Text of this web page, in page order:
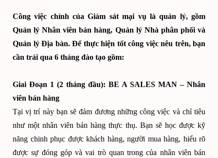
Công việc chính của Giám sát mại vụ là quản lý, gồm
Quản lý Nhân viên bán hàng, Quản lý Nhà phân phối và
Quản lý Địa bàn. Để thực hiện tốt công việc nêu trên, bạn
cần trải qua 6 tháng đào tạo gồm:
Giai Đoạn 1 (2 tháng đầu): BE A SALES MAN – Nhân
viên bán hàng
Tại vị trí này bạn sẽ đảm đương những công việc và chỉ tiêu
như một nhân viên bán hàng thực thụ. Bạn sẽ học được kỹ
năng chinh phục được khách hàng, người mua hàng, hiểu rõ
được sự đóng góp và vai trò quan trong của nhân viên bán